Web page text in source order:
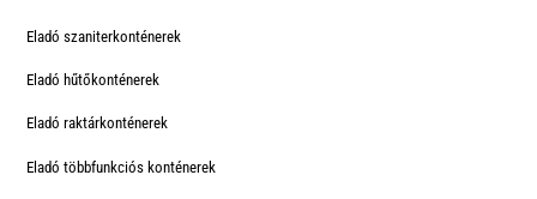
Eladó szaniterkonténerek
Eladó hűtőkonténerek
Eladó raktárkonténerek
Eladó többfunkciós konténerek